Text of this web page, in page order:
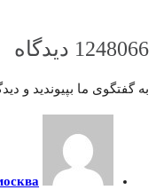
1248066 دیدگاه
به گفتگوی ما بپیوندید و